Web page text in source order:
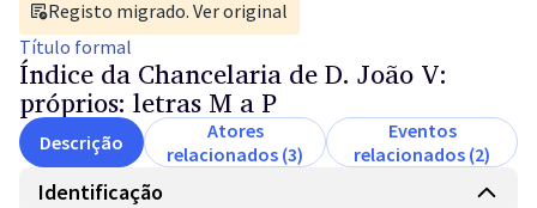
Registo migrado. Ver original
Título formal
Índice da Chancelaria de D. João V:
próprios: letras M a P
Descrição
Atores
relacionados (3)
Eventos
relacionados (2)
Identificação